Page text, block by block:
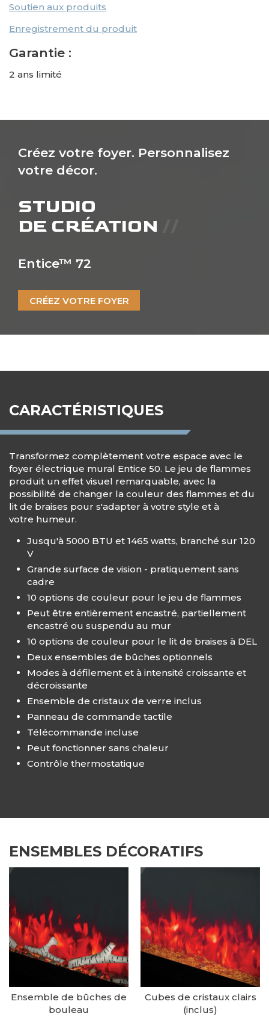
Soutien aux produits
Enregistrement du produit
Garantie :
2 ans limité
Créez votre foyer. Personnalisez
votre décor.
STUDIO
DE CRÉATION
Entice™ 72
CRÉEZ VOTRE FOYER
CARACTÉRISTIQUES
Transformez complètement votre espace avec le
foyer électrique mural Entice 50. Le jeu de flammes
produit un effet visuel remarquable, avec la
possibilité de changer la couleur des flammes et du
lit de braises pour s'adapter à votre style et à
votre humeur.
Jusqu'à 5000 BTU et 1465 watts, branché sur 120
V
Grande surface de vision - pratiquement sans
cadre
10 options de couleur pour le jeu de flammes
Peut être entièrement encastré, partiellement
encastré ou suspendu au mur
10 options de couleur pour le lit de braises à DEL
Deux ensembles de bûches optionnels
Modes à défilement et à intensité croissante et
décroissante
Ensemble de cristaux de verre inclus
Panneau de commande tactile
Télécommande incluse
Peut fonctionner sans chaleur
Contrôle thermostatique
ENSEMBLES DÉCORATIFS
Ensemble de bûches de
bouleau
Cubes de cristaux clairs
(inclus)